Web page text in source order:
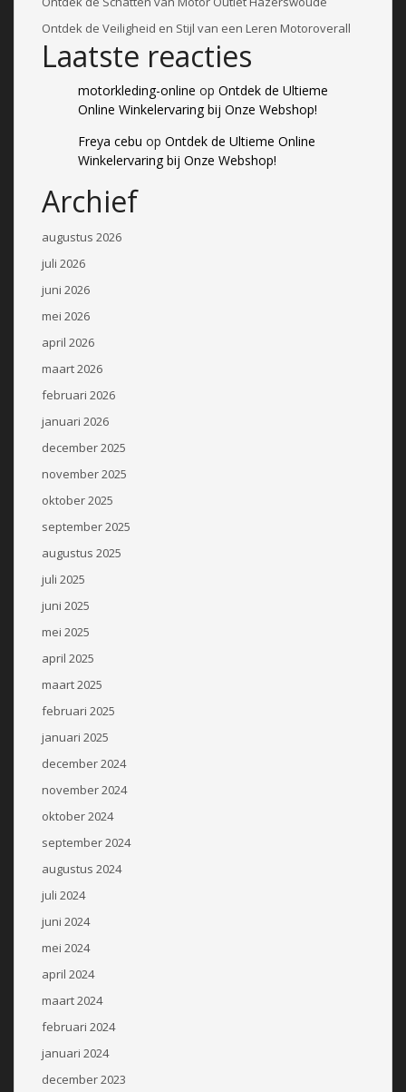
Ontdek de Veiligheid en Stijl van een Leren Motoroverall
Laatste reacties
motorkleding-online op Ontdek de Ultieme
Online Winkelervaring bij Onze Webshop!
Freya cebu op Ontdek de Ultieme Online
Winkelervaring bij Onze Webshop!
Archief
augustus 2026
juli 2026
juni 2026
mei 2026
april 2026
maart 2026
februari 2026
januari 2026
december 2025
november 2025
oktober 2025
september 2025
augustus 2025
juli 2025
juni 2025
mei 2025
april 2025
maart 2025
februari 2025
januari 2025
december 2024
november 2024
oktober 2024
september 2024
augustus 2024
juli 2024
juni 2024
mei 2024
april 2024
maart 2024
februari 2024
januari 2024
december 2023